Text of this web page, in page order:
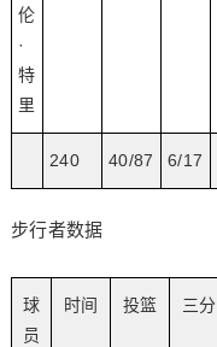
伦
·
特
里
240 40/87 6/17
步行者数据
球
员
时间 投篮 三分